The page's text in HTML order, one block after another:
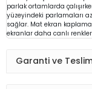
parlak ortamlarda
yüzeyindeki parlamaları
sağlar. Mat ekran
ekranlar daha canlı
Garanti ve